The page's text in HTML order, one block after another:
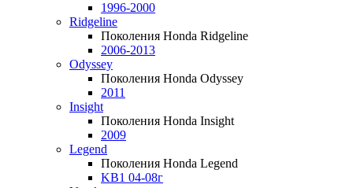
1996-2000
Ridgeline
Поколения Honda Ridgeline
2006-2013
Odyssey
Поколения Honda Odyssey
2011
Insight
Поколения Honda Insight
2009
Legend
Поколения Honda Legend
KB1 04-08г